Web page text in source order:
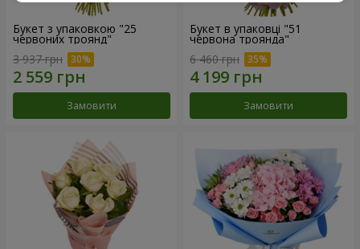
Букет з упаковкою "25
червоних троянд"
3 937 грн
Замовити
Букет в упаковці "51
червона троянда"
6 460 грн
Замовити